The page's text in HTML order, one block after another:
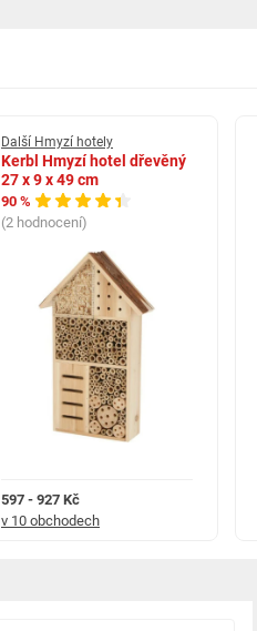
Další Hmyzí hotely
Kerbl Hmyzí hotel dřevěný
27 x 9 x 49 cm
90 %
(2 hodnocení)
597 - 927 Kč
v 10 obchodech